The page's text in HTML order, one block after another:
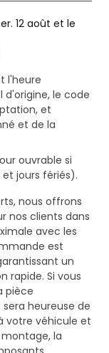
12 août et le
l'heure
d'origine, le code
et
et de la
ouvrable si
jours fériés).
nous offrons
nos clients dans
avec les
est
un
rapide. Si vous
pièce
heureuse de
votre véhicule et
la